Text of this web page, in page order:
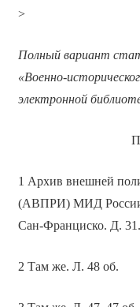
>
Полный вариант
«Военно-
электронной
1 Архив внешней
(АВПРИ) МИД России.
Сан-Франциско. Д.
2 Там же. Л. 48 об.